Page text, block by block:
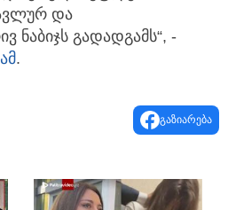
და
ნაბიჯს გადადგამს“, -
.
გაზიარება